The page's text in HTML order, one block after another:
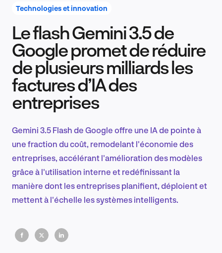
Recherche et conception produit
Tendances sectorielles
EN
FR
Technologies et innovation
Le flash Gemini 3.5 de
Google promet de réduire
de plusieurs milliards les
factures d’IA des
entreprises
Gemini 3.5 Flash de Google offre une IA de pointe à
une fraction du coût, remodelant l'économie des
entreprises, accélérant l'amélioration des modèles
grâce à l'utilisation interne et redéfinissant la
manière dont les entreprises planifient, déploient et
mettent à l'échelle les systèmes intelligents.